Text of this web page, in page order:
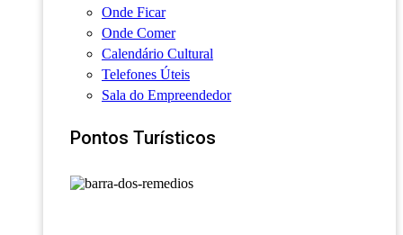
Onde Ficar
Onde Comer
Calendário Cultural
Telefones Úteis
Sala do Empreendedor
Pontos Turísticos